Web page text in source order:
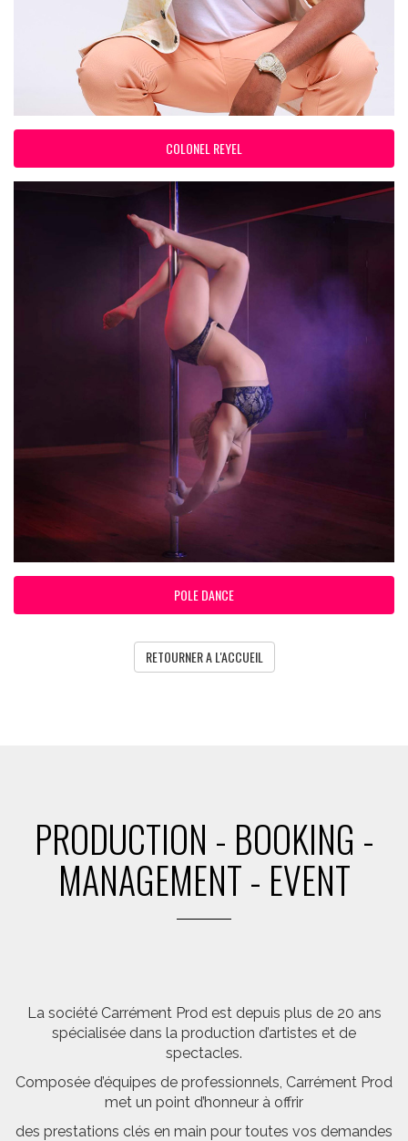
COLONEL REYEL
POLE DANCE
RETOURNER A L'ACCUEIL
PRODUCTION - BOOKING -
MANAGEMENT - EVENT
La société Carrément Prod est depuis plus de 20 ans
spécialisée dans la production d’artistes et de
spectacles.
Composée d’équipes de professionnels, Carrément Prod
met un point d’honneur à offrir
des prestations clés en main pour toutes vos demandes